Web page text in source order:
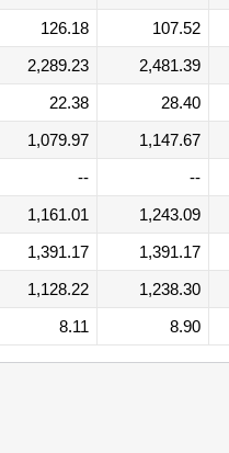
126.18 107.52
2,289.23 2,481.39
22.38 28.40
1,079.97 1,147.67
-- --
1,161.01 1,243.09
1,391.17 1,391.17
1,128.22 1,238.30
8.11 8.90